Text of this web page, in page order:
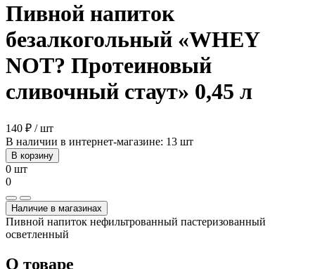
Пивной напиток
безалкогольный «WHEY
NOT? Протеиновый
сливочный стаут» 0,45 л
140 ₽ / шт
В наличии в интернет-магазине: 13 шт
В корзину
0 шт
0
Наличие в магазинах
Пивной напиток нефильтрованный пастеризованный
осветленный
О товаре